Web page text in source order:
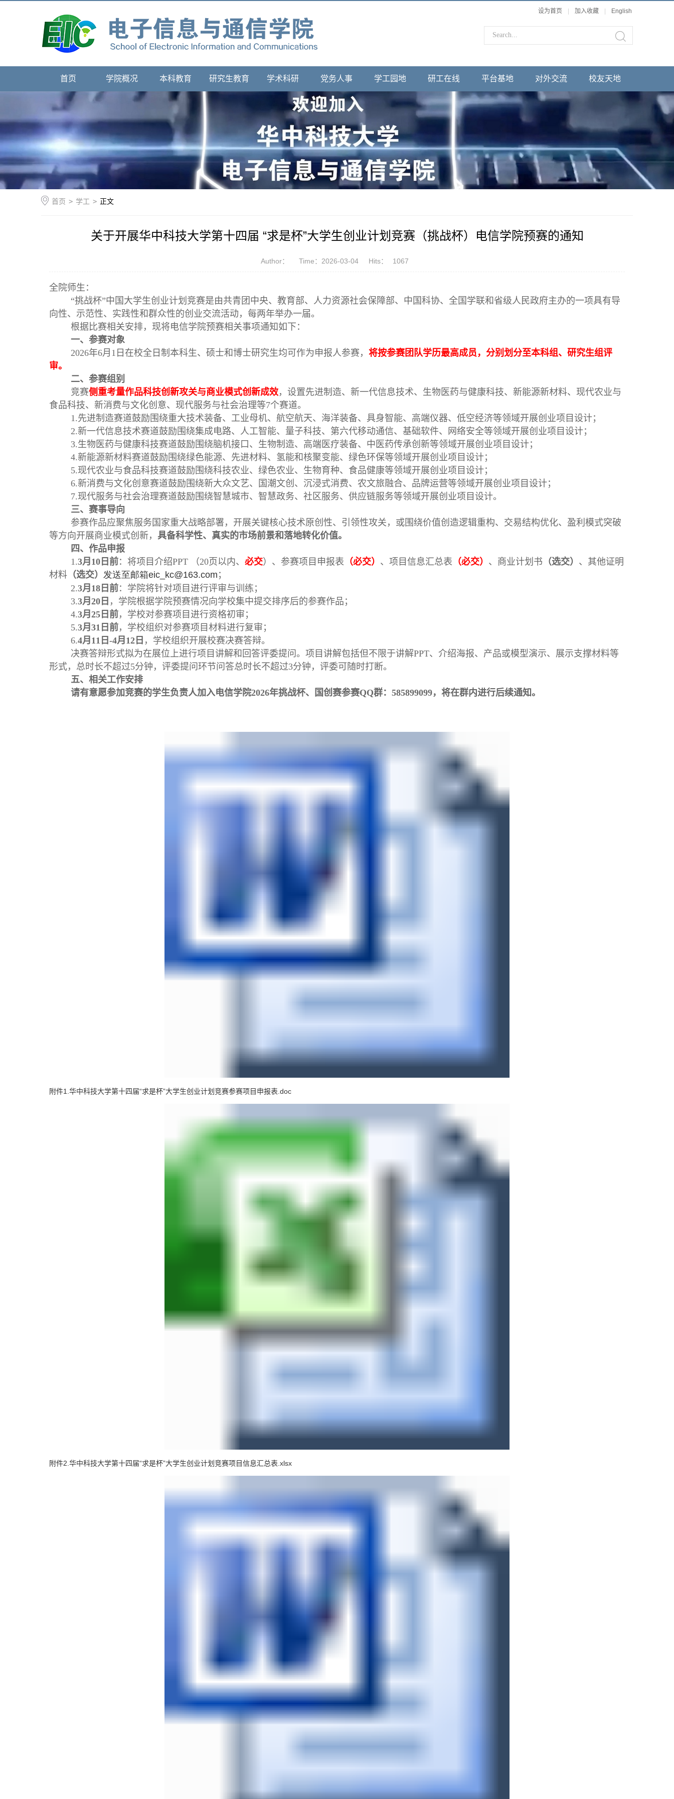
设为首页 加入收藏 English
首页 学院概况 本科教育 研究生教育 学术科研 党务人事 学工园地 研工在线 平台基地 对外交流 校友天地
首页 > 学工 > 正文
关于开展华中科技大学第十四届 “求是杯”大学生创业计划竞赛（挑战杯）电信学院预赛的通知
Author： Time：2026-03-04 Hits： 1067
全院师生：
“挑战杯”中国大学生创业计划竞赛是由共青团中央、教育部、人力资源社会保障部、中国科协、全国学联和省级人民政府主办的一项具有导
向性、示范性、实践性和群众性的创业交流活动，每两年举办一届。
根据比赛相关安排，现将电信学院预赛相关事项通知如下：
一、参赛对象
2026年6月1日在校全日制本科生、硕士和博士研究生均可作为申报人参赛， 将按参赛团队学历最高成员，分别划分至本科组、研究生组评
审。
二、参赛组别
竞赛侧重考量作品科技创新攻关与商业模式创新成效，设置先进制造、新一代信息技术、生物医药与健康科技、新能源新材料、现代农业与
食品科技、新消费与文化创意、现代服务与社会治理等7个赛道。
1.先进制造赛道鼓励围绕重大技术装备、工业母机、航空航天、海洋装备、具身智能、高端仪器、低空经济等领域开展创业项目设计；
2.新一代信息技术赛道鼓励围绕集成电路、人工智能、量子科技、第六代移动通信、基础软件、网络安全等领域开展创业项目设计；
3.生物医药与健康科技赛道鼓励围绕脑机接口、生物制造、高端医疗装备、中医药传承创新等领域开展创业项目设计；
4.新能源新材料赛道鼓励围绕绿色能源、先进材料、氢能和核聚变能、绿色环保等领域开展创业项目设计；
5.现代农业与食品科技赛道鼓励围绕科技农业、绿色农业、生物育种、食品健康等领域开展创业项目设计；
6.新消费与文化创意赛道鼓励围绕新大众文艺、国潮文创、沉浸式消费、农文旅融合、品牌运营等领域开展创业项目设计；
7.现代服务与社会治理赛道鼓励围绕智慧城市、智慧政务、社区服务、供应链服务等领域开展创业项目设计。
三、赛事导向
参赛作品应聚焦服务国家重大战略部署，开展关键核心技术原创性、引领性攻关，或围绕价值创造逻辑重构、交易结构优化、盈利模式突破
等方向开展商业模式创新， 具备科学性、真实的市场前景和落地转化价值。
四、作品申报
1.3月10日前：将项目介绍PPT （20页以内、 必交）、参赛项目申报表 （必交） 、项目信息汇总表 （必交） 、商业计划书 （选交） 、其他证明
材料 （选交） 发送至邮箱eic_kc@163.com ；
2.3月18日前：学院将针对项目进行评审与训练；
3.3月20日 ，学院根据学院预赛情况向学校集中提交排序后的参赛作品；
4.3月25日前，学校对参赛项目进行资格初审；
5.3月31日前，学校组织对参赛项目材料进行复审；
6.4月11日-4月12日 ，学校组织开展校赛决赛答辩。
决赛答辩形式拟为在展位上进行项目讲解和回答评委提问。项目讲解包括但不限于讲解PPT、介绍海报、产品或模型演示、展示支撑材料等
形式，总时长不超过5分钟，评委提问环节问答总时长不超过3分钟，评委可随时打断。
五、相关工作安排
请有意愿参加竞赛的学生负责人加入电信学院2026年挑战杯、国创赛参赛QQ群：585899099，将在群内进行后续通知。
附件1.华中科技大学第十四届“求是杯”大学生创业计划竞赛参赛项目申报表.doc
附件2.华中科技大学第十四届“求是杯”大学生创业计划竞赛项目信息汇总表.xlsx